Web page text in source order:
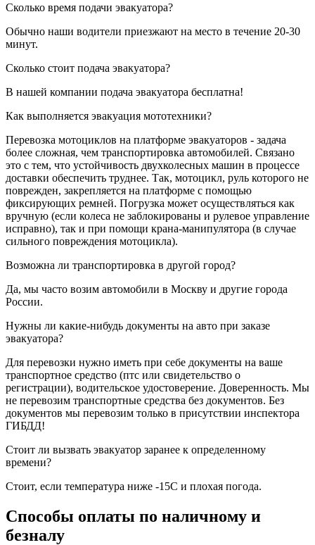
Сколько время подачи эвакуатора?
Обычно наши водители приезжают на место в течение 20-30
минут.
Сколько стоит подача эвакуатора?
В нашей компании подача эвакуатора бесплатна!
Как выполняется эвакуация мототехники?
Перевозка мотоциклов на платформе эвакуаторов - задача
более сложная, чем транспортировка автомобилей. Связано
это с тем, что устойчивость двухколесных машин в процессе
доставки обеспечить труднее. Так, мотоцикл, руль которого не
поврежден, закрепляется на платформе с помощью
фиксирующих ремней. Погрузка может осуществляться как
вручную (если колеса не заблокированы и рулевое управление
исправно), так и при помощи крана-манипулятора (в случае
сильного повреждения мотоцикла).
Возможна ли транспортировка в другой город?
Да, мы часто возим автомобили в Москву и другие города
России.
Нужны ли какие-нибудь документы на авто при заказе
эвакуатора?
Для перевозки нужно иметь при себе документы на ваше
транспортное средство (птс или свидетельство о
регистрации), водительское удостоверение. Доверенность. Мы
не перевозим транспортные средства без документов. Без
документов мы перевозим только в присутствии инспектора
ГИБДД!
Стоит ли вызвать эвакуатор заранее к определенному
времени?
Стоит, если температура ниже -15С и плохая погода.
Способы оплаты по наличному и
безналу